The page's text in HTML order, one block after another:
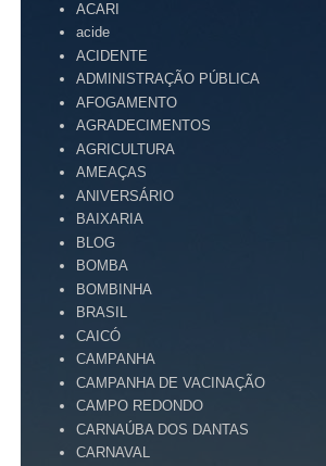
ACARI
acide
ACIDENTE
ADMINISTRAÇÃO PÚBLICA
AFOGAMENTO
AGRADECIMENTOS
AGRICULTURA
AMEAÇAS
ANIVERSÁRIO
BAIXARIA
BLOG
BOMBA
BOMBINHA
BRASIL
CAICÓ
CAMPANHA
CAMPANHA DE VACINAÇÃO
CAMPO REDONDO
CARNAÚBA DOS DANTAS
CARNAVAL